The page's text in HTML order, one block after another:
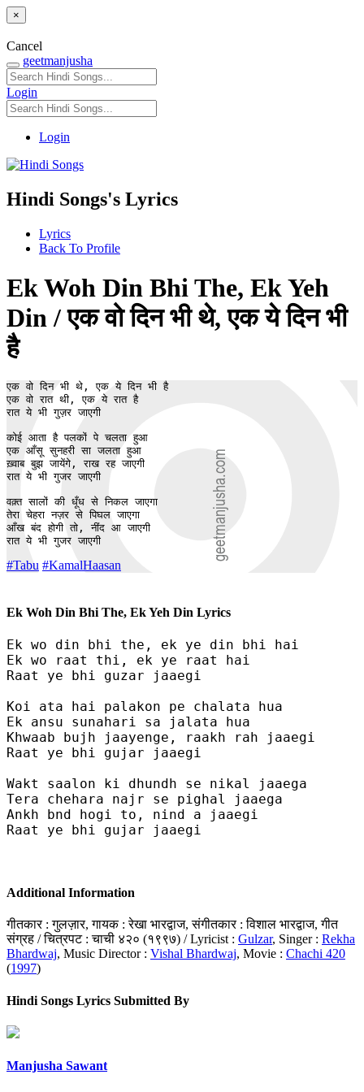
×
Cancel
geetmanjusha
Login
Login
Hindi Songs's Lyrics
Lyrics
Back To Profile
Ek Woh Din Bhi The, Ek Yeh
Din / एक वो दिन भी थे, एक ये दिन भी
है
एक वो दिन भी थे, एक ये दिन भी है
एक वो रात थी, एक ये रात है
रात ये भी गुज़र जाएगी
कोई आता है पलकों पे चलता हुआ
एक आँसू सुनहरी सा जलता हुआ
ख़्वाब बुझ जायेंगे, राख रह जाएगी
रात ये भी गुजर जाएगी
वक़्त सालों की धूँध से निकल जाएगा
तेरा चेहरा नज़र से पिघल जाएगा
आँख बंद होगी तो, नींद आ जाएगी
रात ये भी गुजर जाएगी
#Tabu #KamalHaasan
Ek Woh Din Bhi The, Ek Yeh Din Lyrics
Ek wo din bhi the, ek ye din bhi hai
Ek wo raat thi, ek ye raat hai
Raat ye bhi guzar jaaegi
Koi ata hai palakon pe chalata hua
Ek ansu sunahari sa jalata hua
Khwaab bujh jaayenge, raakh rah jaaegi
Raat ye bhi gujar jaaegi
Wakt saalon ki dhundh se nikal jaaega
Tera chehara najr se pighal jaaega
Ankh bnd hogi to, nind a jaaegi
Raat ye bhi gujar jaaegi
Additional Information
गीतकार : गुलज़ार, गायक : रेखा भारद्वाज, संगीतकार : विशाल भारद्वाज, गीत
संग्रह / चित्रपट : चाची ४२० (१९९७) / Lyricist : Gulzar, Singer : Rekha
Bhardwaj, Music Director : Vishal Bhardwaj, Movie : Chachi 420
(1997)
Hindi Songs Lyrics Submitted By
Manjusha Sawant